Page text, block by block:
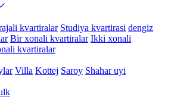
kvartiralar Studiya kvartirasi dengiz
Bir xonali kvartiralar Ikki xonali
kvartiralar
Villa Kottej Saroy Shahar uyi